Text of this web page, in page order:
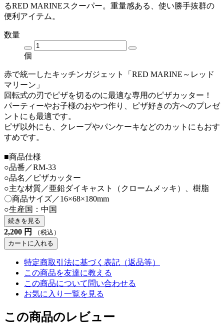
るRED MARINEスクーパー。重量感ある、使い勝手抜群の
便利アイテム。
数量
個
赤で統一したキッチンガジェット「RED MARINE～レッド
マリーン」
回転式の刃でピザを切るのに最適な専用のピザカッター！
パーティーやお子様のおやつ作り、ピザ好きの方へのプレゼ
ントにも最適です。
ピザ以外にも、クレープやパンケーキなどのカットにもおす
すめです。
■商品仕様
○品番／RM-33
○品名／ピザカッター
○主な材質／亜鉛ダイキャスト（クロームメッキ）、樹脂
〇商品サイズ／16×68×180mm
○生産国：中国
続きを見る
2,200 円
（税込）
カートに入れる
特定商取引法に基づく表記（返品等）
この商品を友達に教える
この商品について問い合わせる
お気に入り一覧を見る
この商品のレビュー